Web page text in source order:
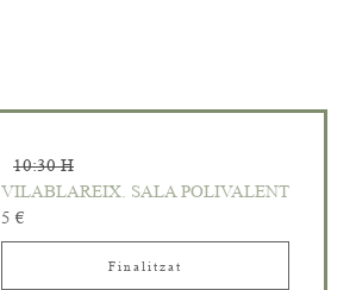
10:30 H
VILABLAREIX. SALA POLIVALENT
5 €
Finalitzat